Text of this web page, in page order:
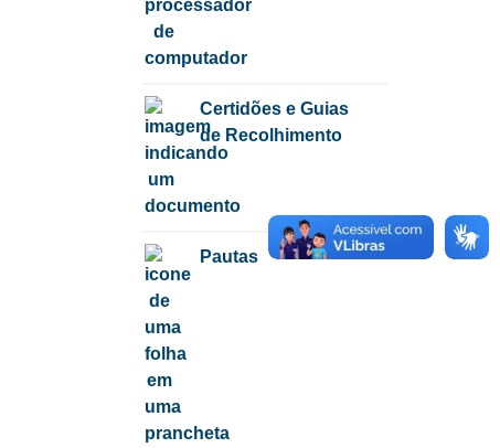
Certidões e Guias
de Recolhimento
Pautas